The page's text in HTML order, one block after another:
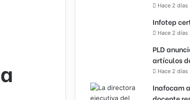
Hace 2 días
Infotep
Hace 2 días
PLD
artículos
Hace 2 días
Inafocam